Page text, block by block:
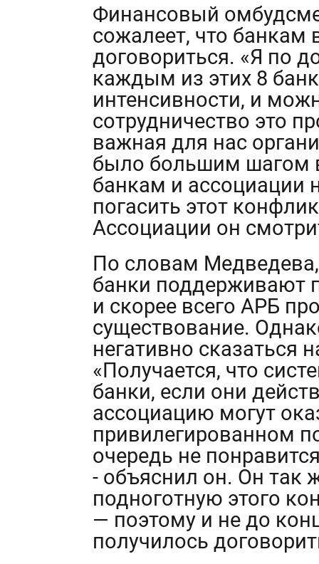
Финансовый
сожалеет, что банкам
договориться. «Я по
каждым из этих 8
интенсивности, и
сотрудничество это
важная для нас
было большим шагом
банкам и ассоциации
погасить этот
Ассоциации он
По словам
банки поддерживают
и скорее всего АРБ
существование.
негативно сказаться
«Получается, что
банки, если они
ассоциацию могут
привилегированном
очередь не
- объяснил он. Он так
подноготную этого
— поэтому и не до
получилось